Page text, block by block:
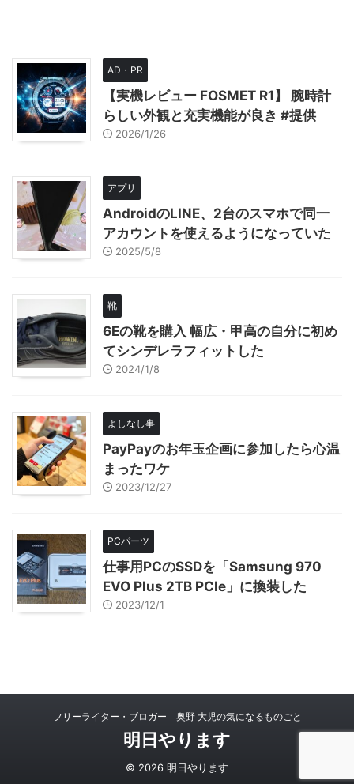
AD・PR
【実機レビュー FOSMET R1】 腕時計
らしい外観と充実機能が良き #提供
2026/1/26
アプリ
AndroidのLINE、2台のスマホで同一
アカウントを使えるようになっていた
2025/5/8
靴
6Eの靴を購入 幅広・甲高の自分に初め
てシンデレラフィットした
2024/1/8
よしなし事
PayPayのお年玉企画に参加したら心温
まったワケ
2023/12/27
PCパーツ
仕事用PCのSSDを「Samsung 970
EVO Plus 2TB PCIe」に換装した
2023/12/1
フリーライター・ブロガー 奥野 大児の気になるものごと
明日やります
© 2026 明日やります